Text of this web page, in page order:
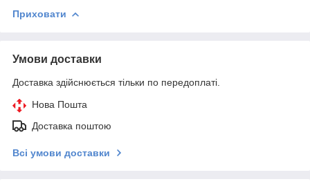
Приховати
Умови доставки
Доставка здійснюється тільки по передоплаті.
Нова Пошта
Доставка поштою
Всі умови доставки